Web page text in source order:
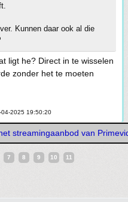
Kunnen daar ook al die
ligt he? Direct in te wisselen
zonder het te moeten
04-2025 19:50:20
streamingaanbod van
7 8 9 10 11